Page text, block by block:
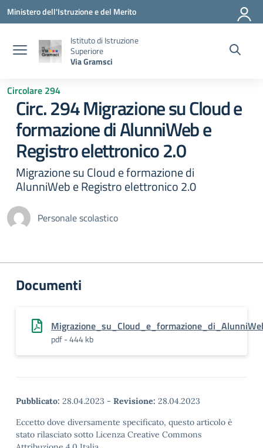
Vai ai contenuti
Vai al menu di navigazione
Vai al footer
Ministero dell'Istruzione e del Merito
Istituto di Istruzione
Superiore
Via Gramsci
Circolare 294
Circ. 294 Migrazione su Cloud e
formazione di AlunniWeb e
Registro elettronico 2.0
Migrazione su Cloud e formazione di
AlunniWeb e Registro elettronico 2.0
Personale scolastico
Documenti
pdf - 444 kb
Pubblicato: 28.04.2023 - Revisione: 28.04.2023
Eccetto dove diversamente specificato, questo articolo è
stato rilasciato sotto Licenza Creative Commons